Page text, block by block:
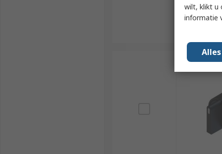
wilt, klikt u
informatie